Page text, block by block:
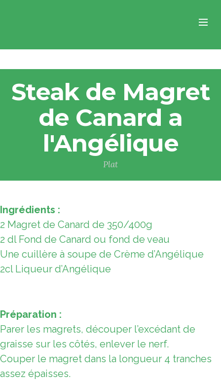
Steak de Magret
de Canard a
l'Angélique
Plat
Ingrédients :
2 Magret de Canard de 350/400g
2 dl Fond de Canard ou fond de veau
Une cuillère à soupe de Crème d’Angélique
2cl Liqueur d’Angélique
Préparation :
Parer les magrets, découper l’excédant de
graisse sur les côtés, enlever le nerf.
Couper le magret dans la longueur 4 tranches
assez épaisses.